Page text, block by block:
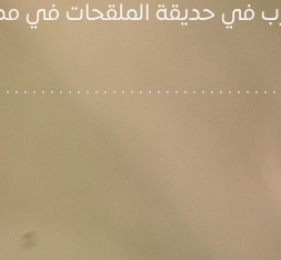
في حديقة الملقحات في